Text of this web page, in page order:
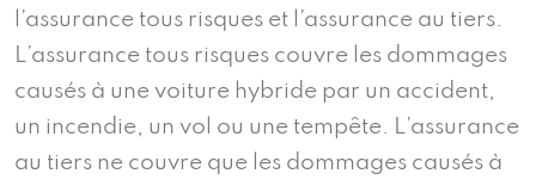
l’assurance tous risques et l’assurance au tiers.
L’assurance tous risques couvre les dommages
causés à une voiture hybride par un accident,
un incendie, un vol ou une tempête. L’assurance
au tiers ne couvre que les dommages causés à